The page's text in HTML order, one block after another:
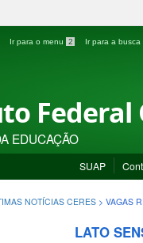
Ir para o menu 2 Ir para a busca
Federal
EDUCAÇÃO
SUAP
NOTÍCIAS CERES > VAGAS
LATO